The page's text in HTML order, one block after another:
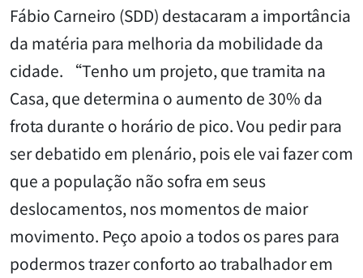
Fábio Carneiro (SDD) destacaram a importância
da matéria para melhoria da mobilidade da
cidade. “Tenho um projeto, que tramita na
Casa, que determina o aumento de 30% da
frota durante o horário de pico. Vou pedir para
ser debatido em plenário, pois ele vai fazer com
que a população não sofra em seus
deslocamentos, nos momentos de maior
movimento. Peço apoio a todos os pares para
podermos trazer conforto ao trabalhador em